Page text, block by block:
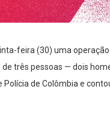
feira (30) uma
três pessoas — dois
de Colômbia e